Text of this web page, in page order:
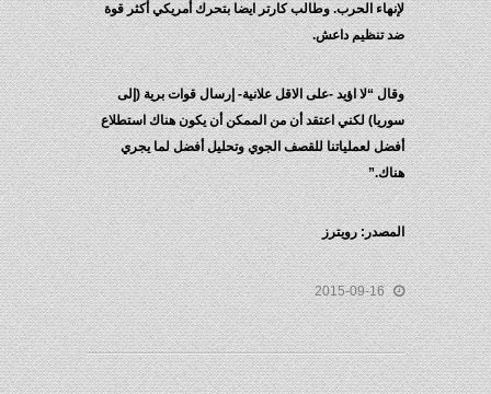
لإنهاء الحرب. وطالب كارتر ايضا بتحرك أمريكي أكثر قوة
ضد تنظيم داعش.
وقال “لا اؤيد -على الاقل علانية- إرسال قوات برية (إلى
سوريا) لكني اعتقد أن من الممكن أن يكون هناك استطلاع
أفضل لعملياتنا للقصف الجوي وتحليل أفضل لما يجري
هناك.”
المصدر: رويترز
2015-09-16